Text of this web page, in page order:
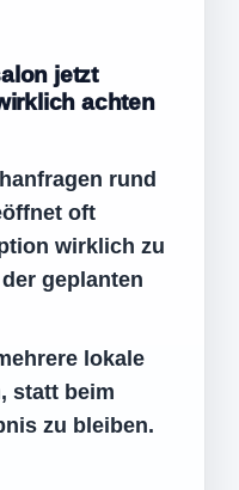
jetzt
achten
rund
oft
wirklich zu
geplanten
lokale
statt beim
zu bleiben.